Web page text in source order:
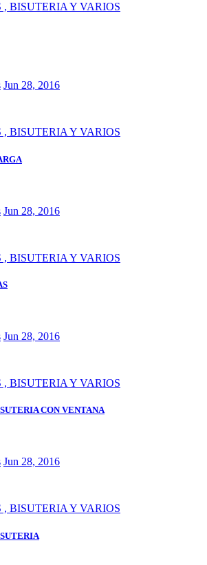
, BISUTERIA Y VARIOS
Jun 28, 2016
, BISUTERIA Y VARIOS
Jun 28, 2016
, BISUTERIA Y VARIOS
Jun 28, 2016
, BISUTERIA Y VARIOS
CON VENTANA
Jun 28, 2016
, BISUTERIA Y VARIOS